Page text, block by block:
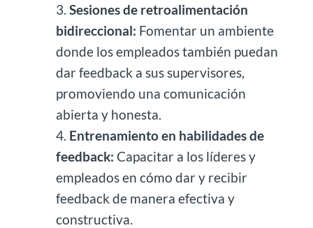
Sesiones de retroalimentación
bidireccional: Fomentar un ambiente
donde los empleados también puedan
dar feedback a sus supervisores,
promoviendo una comunicación
abierta y honesta.
Entrenamiento en habilidades de
feedback: Capacitar a los líderes y
empleados en cómo dar y recibir
feedback de manera efectiva y
constructiva.